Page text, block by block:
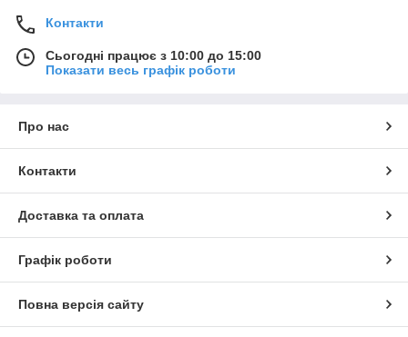
Контакти
Сьогодні працює з 10:00 до 15:00
Показати весь графік роботи
Про нас
Контакти
Доставка та оплата
Графік роботи
Повна версія сайту